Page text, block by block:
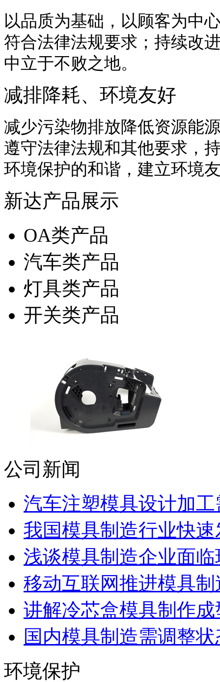
以品质为基础，以顾客为中
符合法律法规要求；持续改
中立于不败之地。
减排降耗、环境友好
减少污染物排放降低资源能
遵守法律法规和其他要求，
环境保护的和谐，建立环境
新达产品展示
OA类产品
汽车类产品
灯具类产品
开关类产品
公司新闻
汽车注塑模具设计加
我国模具制造行业快
浅谈模具制造企业面
移动互联网推进模具
讲解冷芯盒模具制作
国内模具制造需调整
环境保护